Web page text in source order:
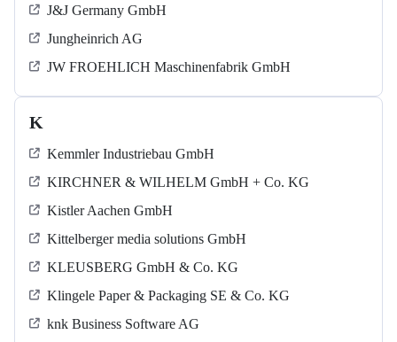
J&J Germany GmbH
Jungheinrich AG
JW FROEHLICH Maschinenfabrik GmbH
K
Kemmler Industriebau GmbH
KIRCHNER & WILHELM GmbH + Co. KG
Kistler Aachen GmbH
Kittelberger media solutions GmbH
KLEUSBERG GmbH & Co. KG
Klingele Paper & Packaging SE & Co. KG
knk Business Software AG